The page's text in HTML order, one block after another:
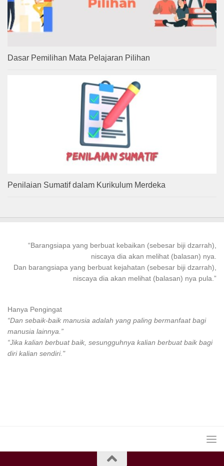
Dasar Pemilihan Mata Pelajaran Pilihan
Penilaian Sumatif dalam Kurikulum Merdeka
“Barangsiapa yang berbuat kebaikan (sebesar biji dzarrah),
niscaya dia akan melihat (balasan) nya.
Dan barangsiapa yang berbuat kejahatan (sebesar biji dzarrah),
niscaya dia akan melihat (balasan) nya pula.”
Hanya Pengingat
“Dan sebaik-baik manusia adalah yang paling bermanfaat bagi
manusia lainnya.”
“Jika kalian berbuat baik, sesungguhnya kalian berbuat baik bagi
diri kalian sendiri."